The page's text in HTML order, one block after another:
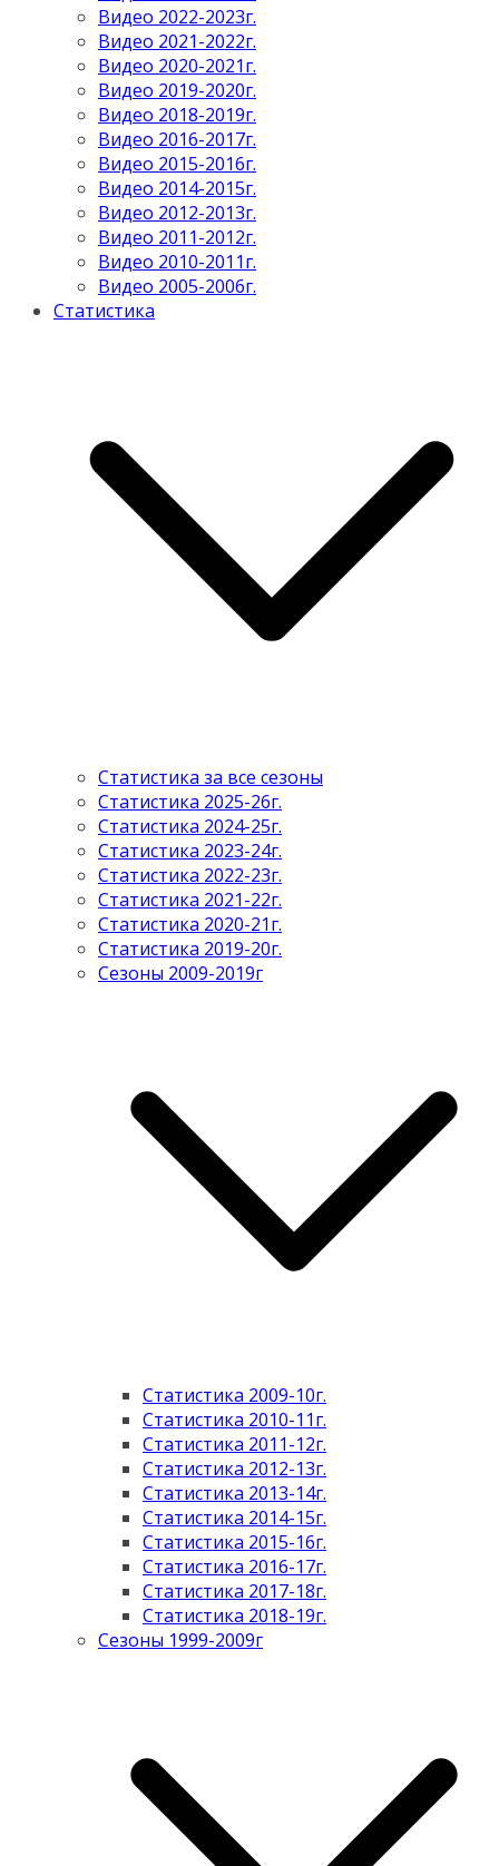
Видео 2022-2023г.
Видео 2021-2022г.
Видео 2020-2021г.
Видео 2019-2020г.
Видео 2018-2019г.
Видео 2016-2017г.
Видео 2015-2016г.
Видео 2014-2015г.
Видео 2012-2013г.
Видео 2011-2012г.
Видео 2010-2011г.
Видео 2005-2006г.
Статистика
Статистика за все сезоны
Статистика 2025-26г.
Статистика 2024-25г.
Статистика 2023-24г.
Статистика 2022-23г.
Статистика 2021-22г.
Статистика 2020-21г.
Статистика 2019-20г.
Сезоны 2009-2019г
Статистика 2009-10г.
Статистика 2010-11г.
Статистика 2011-12г.
Статистика 2012-13г.
Статистика 2013-14г.
Статистика 2014-15г.
Статистика 2015-16г.
Статистика 2016-17г.
Статистика 2017-18г.
Статистика 2018-19г.
Сезоны 1999-2009г